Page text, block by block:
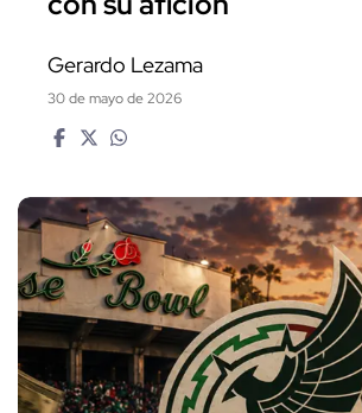
Gerardo Lezama
30 de mayo de 2026